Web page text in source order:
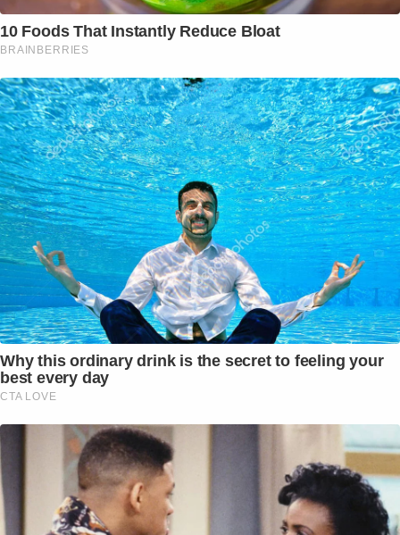
10 Foods That Instantly Reduce Bloat
BRAINBERRIES
Why this ordinary drink is the secret to feeling your
best every day
CTA LOVE